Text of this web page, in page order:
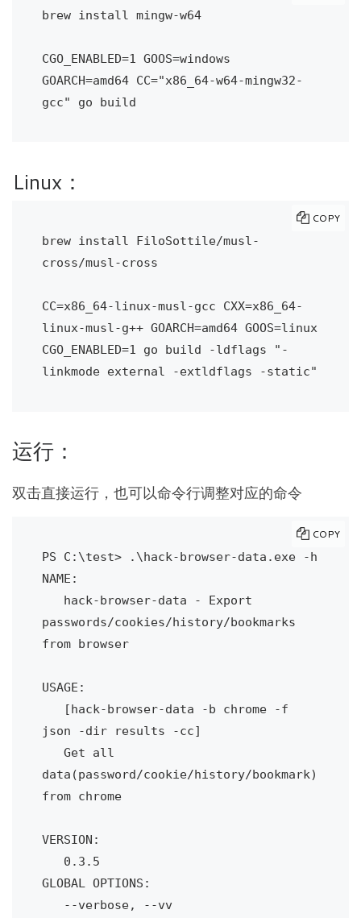
brew install mingw-w64
CGO_ENABLED=1 GOOS=windows
GOARCH=amd64 CC="x86_64-w64-mingw32-
gcc" go build
Linux：
brew install FiloSottile/musl-
cross/musl-cross
CC=x86_64-linux-musl-gcc CXX=x86_64-
linux-musl-g++ GOARCH=amd64 GOOS=linux
CGO_ENABLED=1 go build -ldflags "-
linkmode external -extldflags -static"
COPY
运行：
双击直接运行，也可以命令行调整对应的命令
PS C:\test> .\hack-browser-data.exe -h
NAME:
passwords/cookies/history/bookmarks
from browser
USAGE:
json -dir results -cc]
data(password/cookie/history/bookmark)
from chrome
VERSION:
GLOBAL OPTIONS:
COPY